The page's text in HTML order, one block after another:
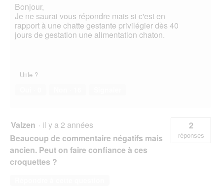
Bonjour,
Je ne saurai vous répondre mais si c'est en
rapport à une chatte gestante privilégier dès 40
jours de gestation une alimentation chaton.
Utile ?
Valzen · il y a 2 années
Beaucoup de commentaire négatifs mais
ancien. Peut on faire confiance à ces
croquettes ?
2
réponses